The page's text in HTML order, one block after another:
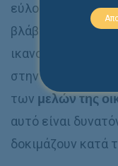
εύλογη χρηματική
βλάβης ή ψυχικής
ικανοποίηση
στην ηθική
των μελών της
αυτό είναι
δοκιμάζουν κατά